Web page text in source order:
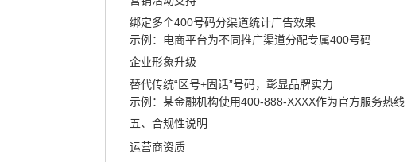
绑定多个400号码分渠道统计广告效果
示例：电商平台为不同推广渠道分配专属400号码
企业形象升级
替代传统“区号+固话”号码，彰显品牌实力
示例：某金融机构使用400-888-XXXX作为官方服务热线
五、合规性说明
运营商资质